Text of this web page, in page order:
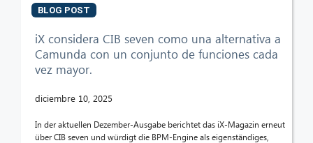
BLOG POST
iX considera CIB seven como una alternativa a
Camunda con un conjunto de funciones cada
vez mayor.
diciembre 10, 2025
In der aktuellen Dezember-Ausgabe berichtet das iX-Magazin erneut
über CIB seven und würdigt die BPM-Engine als eigenständiges,